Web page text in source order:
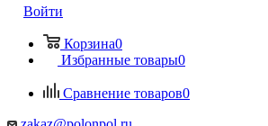
Войти
Корзина0
Избранные товары0
Сравнение товаров0